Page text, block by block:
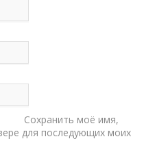
Сохранить моё имя,
для последующих моих